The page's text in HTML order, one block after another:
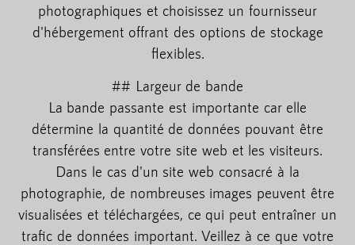
photographiques et choisissez un fournisseur
d'hébergement offrant des options de stockage
flexibles.
## Largeur de bande
La bande passante est importante car elle
détermine la quantité de données pouvant être
transférées entre votre site web et les visiteurs.
Dans le cas d'un site web consacré à la
photographie, de nombreuses images peuvent être
visualisées et téléchargées, ce qui peut entraîner un
trafic de données important. Veillez à ce que votre